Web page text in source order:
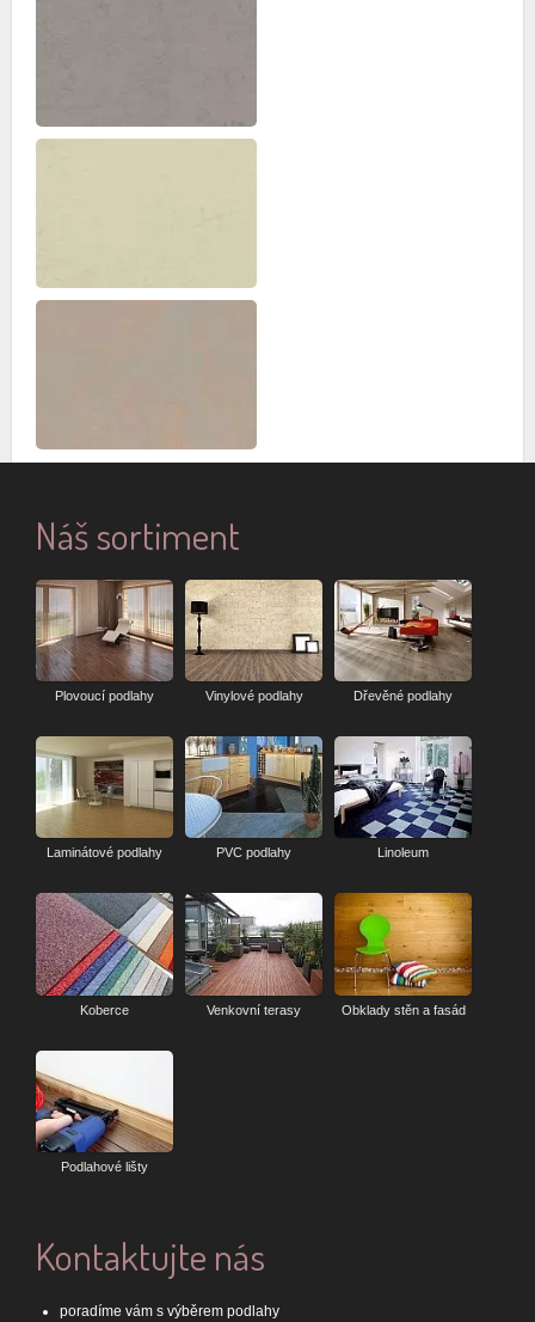
Náš sortiment
Plovoucí podlahy Vinylové podlahy Dřevěné podlahy
Laminátové podlahy PVC podlahy Linoleum
Koberce Venkovní terasy Obklady stěn a fasád
Podlahové lišty
Kontaktujte nás
poradíme vám s výběrem podlahy